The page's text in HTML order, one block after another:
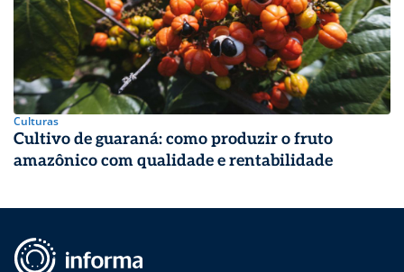
Culturas
Cultivo de guaraná: como produzir o fruto
amazônico com qualidade e rentabilidade